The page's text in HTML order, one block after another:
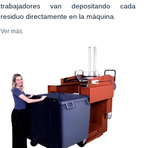
trabajadores van depositando cada
residuo directamente en la máquina.
Ver más